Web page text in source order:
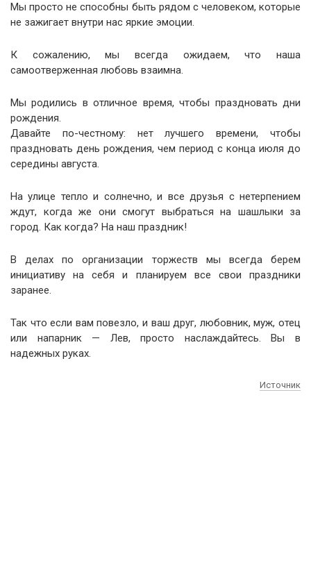
Мы просто не способны быть рядом с человеком, которые
не зажигает внутри нас яркие эмоции.
К сожалению, мы всегда ожидаем, что наша
самоотверженная любовь взаимна.
Мы родились в отличное время, чтобы праздновать дни
рождения.
Давайте по-честному: нет лучшего времени, чтобы
праздновать день рождения, чем период с конца июля до
середины августа.
На улице тепло и солнечно, и все друзья с нетерпением
ждут, когда же они смогут выбраться на шашлыки за
город. Как когда? На наш праздник!
В делах по организации торжеств мы всегда берем
инициативу на себя и планируем все свои праздники
заранее.
Так что если вам повезло, и ваш друг, любовник, муж, отец
или напарник — Лев, просто наслаждайтесь. Вы в
надежных руках.
Источник